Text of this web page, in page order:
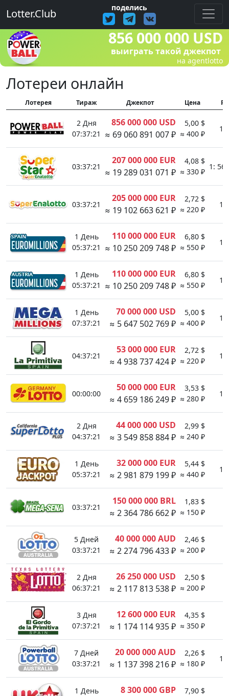
Lotter.Club поделись
856 000 000 USD
выиграть такой джекпот
на agentlotto
Лотереи онлайн
Лотерея Тираж Джекпот Цена
2 Дня
07:37:21
856 000 000 USD
≈ 69 060 891 007 ₽
5,00 $
≈ 400 ₽
1:
03:37:21
207 000 000 EUR
≈ 19 289 031 071 ₽
4,08 $
≈ 330 ₽
1: 56
03:37:21
205 000 000 EUR
≈ 19 102 663 621 ₽
2,72 $
≈ 220 ₽
1:
1 День
05:37:21
110 000 000 EUR
≈ 10 250 209 748 ₽
6,80 $
≈ 550 ₽
1:
1 День
05:37:21
110 000 000 EUR
≈ 10 250 209 748 ₽
6,80 $
≈ 550 ₽
1:
1 День
07:37:21
70 000 000 USD
≈ 5 647 502 769 ₽
5,00 $
≈ 400 ₽
1:
04:37:21
53 000 000 EUR
≈ 4 938 737 424 ₽
2,72 $
≈ 220 ₽
1:
00:00:00
50 000 000 EUR
≈ 4 659 186 249 ₽
3,53 $
≈ 280 ₽
1:
2 Дня
04:37:21
44 000 000 USD
≈ 3 549 858 884 ₽
2,99 $
≈ 240 ₽
1 День
05:37:21
32 000 000 EUR
≈ 2 981 879 199 ₽
5,44 $
≈ 440 ₽
1:
03:37:21
150 000 000 BRL
≈ 2 364 786 662 ₽
1,83 $
≈ 150 ₽
5 Дней
03:37:21
40 000 000 AUD
≈ 2 274 796 433 ₽
2,46 $
≈ 200 ₽
2 Дня
06:37:21
26 250 000 USD
≈ 2 117 813 538 ₽
2,50 $
≈ 200 ₽
3 Дня
07:37:21
12 600 000 EUR
≈ 1 174 114 935 ₽
4,35 $
≈ 350 ₽
7 Дней
03:37:21
20 000 000 AUD
≈ 1 137 398 216 ₽
2,26 $
≈ 180 ₽
1:
1 День
8 300 000 GBP
7,90 $